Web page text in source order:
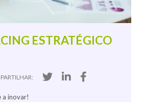
ESTRATÉGICO
PARTILHAR:
a inovar!